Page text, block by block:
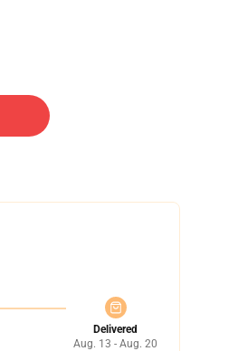
Delivered
Aug. 13 - Aug. 20